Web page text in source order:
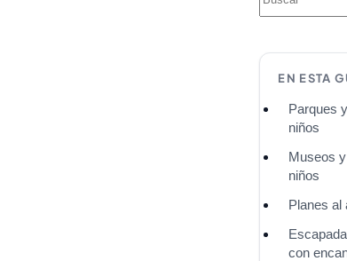
EN ESTA
Parques
niños
Museos
niños
Planes al
con